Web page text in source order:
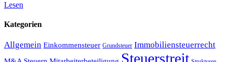
Lesen
Kategorien
Allgemein Einkommensteuer Grundsteuer Immobiliensteuerrecht
Steuerstreit